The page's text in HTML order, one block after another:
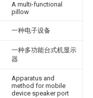
A multi-functional
pillow
一种电子设备
一种多功能台式机显示
器
Apparatus and
method for mobile
device speaker port